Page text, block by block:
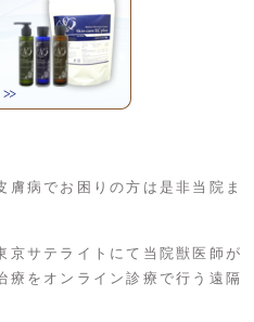
膚病でお困りの方は是非当院ま
京サテライトにて当院獣医師が
療をオンライン診療で行う遠隔